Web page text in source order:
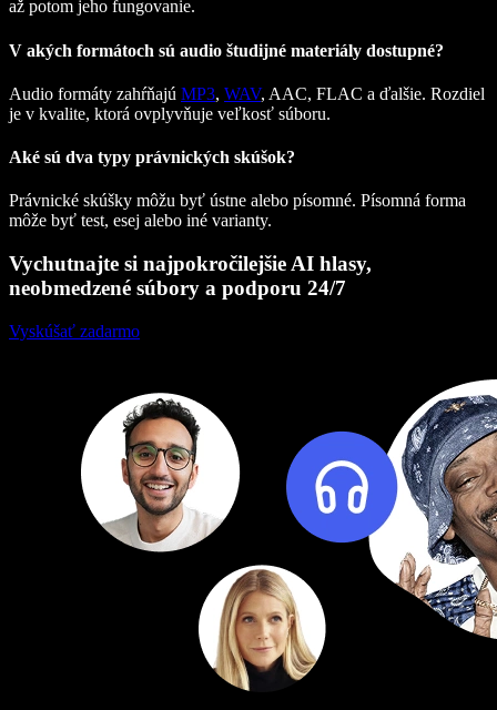
až potom jeho fungovanie.
V akých formátoch sú audio študijné materiály dostupné?
Audio formáty zahŕňajú MP3, WAV, AAC, FLAC a ďalšie. Rozdiel
je v kvalite, ktorá ovplyvňuje veľkosť súboru.
Aké sú dva typy právnických skúšok?
Právnické skúšky môžu byť ústne alebo písomné. Písomná forma
môže byť test, esej alebo iné varianty.
Vychutnajte si najpokročilejšie AI hlasy,
neobmedzené súbory a podporu 24/7
Vyskúšať zadarmo